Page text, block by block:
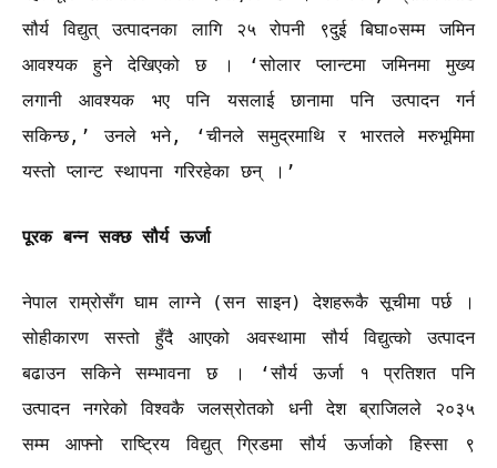
सौर्य विद्युत् उत्पादनका लागि २५ रोपनी ९दुई बिघा०सम्म जमिन
आवश्यक हुने देखिएको छ । ‘सोलार प्लान्टमा जमिनमा मुख्य
लगानी आवश्यक भए पनि यसलाई छानामा पनि उत्पादन गर्न
सकिन्छ,’ उनले भने, ‘चीनले समुद्रमाथि र भारतले मरुभूमिमा
यस्तो प्लान्ट स्थापना गरिरहेका छन् ।’
पूरक बन्न सक्छ सौर्य ऊर्जा
नेपाल राम्रोसँग घाम लाग्ने (सन साइन) देशहरूकै सूचीमा पर्छ ।
सोहीकारण सस्तो हुँदै आएको अवस्थामा सौर्य विद्युत्को उत्पादन
बढाउन सकिने सम्भावना छ । ‘सौर्य ऊर्जा १ प्रतिशत पनि
उत्पादन नगरेको विश्वकै जलस्रोतको धनी देश ब्राजिलले २०३५
सम्म आफ्नो राष्ट्रिय विद्युत् ग्रिडमा सौर्य ऊर्जाको हिस्सा ९